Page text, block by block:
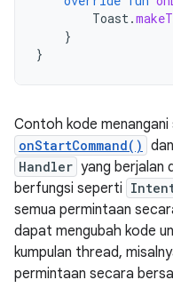
Toast.
}
}
Contoh kode menangani
onStartCommand()
Handler yang berjalan
berfungsi seperti
semua permintaan
dapat mengubah kode
kumpulan thread,
permintaan secara